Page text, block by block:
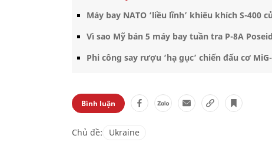
Máy bay NATO ‘liều lĩnh’ khiêu khích S-400
Vì sao Mỹ bán 5 máy bay tuần tra P-8A
Phi công say rượu ‘hạ gục’ chiến đấu cơ
Bình luận
Chủ đề: Ukraine